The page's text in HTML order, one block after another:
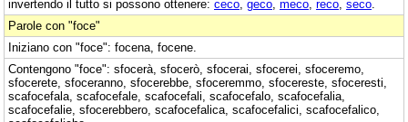
invertendo il tutto si possono ottenere: ceco geco meco reco seco
Parole con "foce"
Iniziano con "foce": focena, focene.
Contengono "foce": sfocerà, sfocerò, sfocerai, sfocerei, sfoceremo,
sfocerete, sfoceranno, sfocerebbe, sfoceremmo, sfocereste, sfoceresti,
scafocefala, scafocefale, scafocefali, scafocefalo, scafocefalia,
scafocefalie, sfocerebbero, scafocefalica, scafocefalici, scafocefalico,